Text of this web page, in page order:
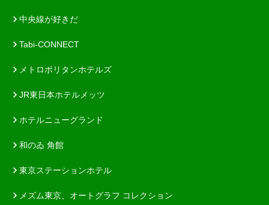
中央線が好きだ
Tabi-CONNECT
メトロポリタンホテルズ
JR東日本ホテルメッツ
ホテルニューグランド
和のゐ 角館
東京ステーションホテル
メズム東京、オートグラフ コレクション